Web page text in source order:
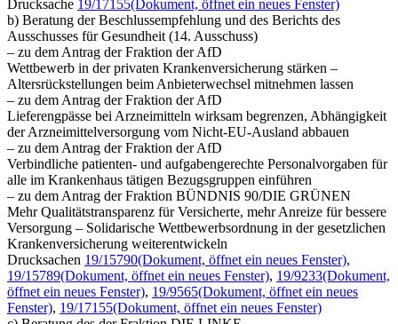
Drucksache 19/17155(Dokument, öffnet ein neues Fenster)
b) Beratung der Beschlussempfehlung und des Berichts des
Ausschusses für Gesundheit (14. Ausschuss)
– zu dem Antrag der Fraktion der AfD
Wettbewerb in der privaten Krankenversicherung stärken –
Altersrückstellungen beim Anbieterwechsel mitnehmen lassen
– zu dem Antrag der Fraktion der AfD
Lieferengpässe bei Arzneimitteln wirksam begrenzen, Abhängigkeit
der Arzneimittelversorgung vom Nicht-EU-Ausland abbauen
– zu dem Antrag der Fraktion der AfD
Verbindliche patienten- und aufgabengerechte Personalvorgaben für
alle im Krankenhaus tätigen Bezugsgruppen einführen
– zu dem Antrag der Fraktion BÜNDNIS 90/DIE GRÜNEN
Mehr Qualitätstransparenz für Versicherte, mehr Anreize für bessere
Versorgung – Solidarische Wettbewerbsordnung in der gesetzlichen
Krankenversicherung weiterentwickeln
Drucksachen 19/15790(Dokument, öffnet ein neues Fenster),
19/15789(Dokument, öffnet ein neues Fenster), 19/9233(Dokument,
öffnet ein neues Fenster), 19/9565(Dokument, öffnet ein neues
Fenster), 19/17155(Dokument, öffnet ein neues Fenster)